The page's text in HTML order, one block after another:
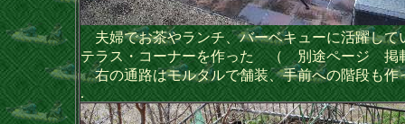
夫婦でお茶やランチ、バーベキューに活躍して
テラス・コーナーを作った （ 別途ページ
右の通路はモルタルで舗装、手前への階段も作
.